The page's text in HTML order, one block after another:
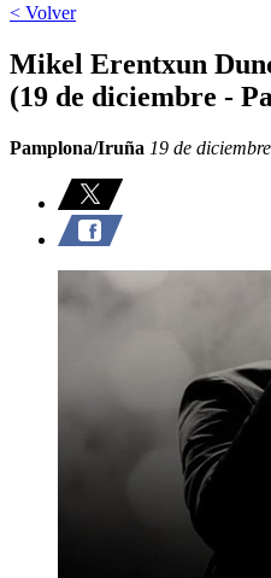
< Volver
Mikel Erentxun
(19 de diciembre -
Pamplona/Iruña 19 de